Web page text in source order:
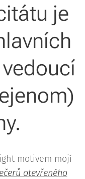
je
motivem mojí
otevřeného